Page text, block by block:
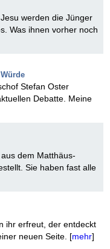
werden die Jünger
Was ihnen vorher noch
Stefan Oster
Debatte. Meine
dem Matthäus-
Sie haben fast alle
ihr erfreut, der entdeckt
neuen Seite. [mehr]